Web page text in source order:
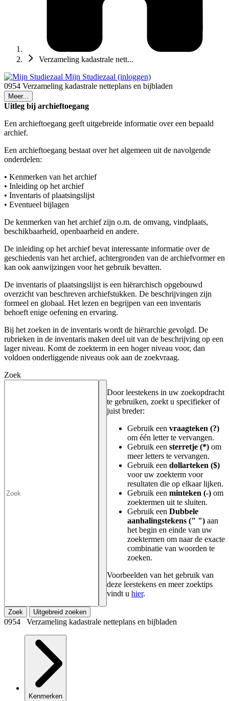
Verzameling kadastrale nett...
Mijn Studiezaal (inloggen)
0954 Verzameling kadastrale netteplans en bijbladen
Meer...
Uitleg bij archieftoegang
Een archieftoegang geeft uitgebreide informatie over een bepaald
archief.
Een archieftoegang bestaat over het algemeen uit de navolgende
onderdelen:
• Kenmerken van het archief
• Inleiding op het archief
• Inventaris of plaatsingslijst
• Eventueel bijlagen
De kenmerken van het archief zijn o.m. de omvang, vindplaats,
beschikbaarheid, openbaarheid en andere.
De inleiding op het archief bevat interessante informatie over de
geschiedenis van het archief, achtergronden van de archiefvormer en
kan ook aanwijzingen voor het gebruik bevatten.
De inventaris of plaatsingslijst is een hiërarchisch opgebouwd
overzicht van beschreven archiefstukken. De beschrijvingen zijn
formeel en globaal. Het lezen en begrijpen van een inventaris
behoeft enige oefening en ervaring.
Bij het zoeken in de inventaris wordt de hiërarchie gevolgd. De
rubrieken in de inventaris maken deel uit van de beschrijving op een
lager niveau. Komt de zoekterm in een hoger niveau voor, dan
voldoen onderliggende niveaus ook aan de zoekvraag.
Zoek
Door leestekens in uw zoekopdracht
te gebruiken, zoekt u specifieker of
juist breder:
Gebruik een vraagteken (?)
om één letter te vervangen.
Gebruik een sterretje (*) om
meer letters te vervangen.
Gebruik een dollarteken ($)
voor uw zoekterm voor
resultaten die op elkaar lijken.
Gebruik een minteken (-) om
zoektermen uit te sluiten.
Gebruik een Dubbele
aanhalingstekens (" ") aan
het begin en einde van uw
zoektermen om naar de exacte
combinatie van woorden te
zoeken.
Voorbeelden van het gebruik van
deze leestekens en meer zoektips
vindt u hier.
Zoek Uitgebreid zoeken
0954 Verzameling kadastrale netteplans en bijbladen
Kenmerken